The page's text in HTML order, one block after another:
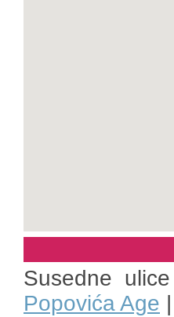
Susedne
Popovića Age |